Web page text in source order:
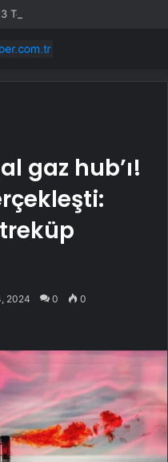
gaz hub’ı!
2024 0 0